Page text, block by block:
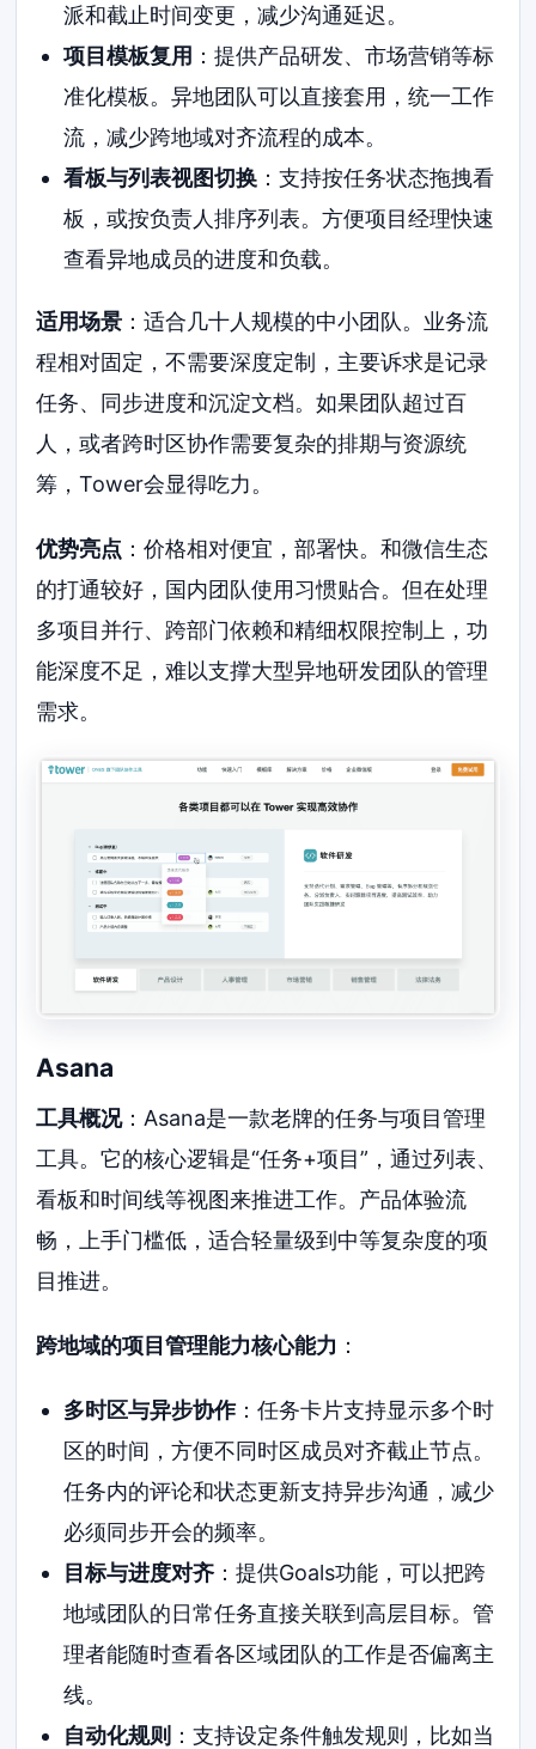
派和截止时间变更，减少沟通延迟。
项目模板复用 ：提供产品研发、市场营销等标
准化模板。异地团队可以直接套用，统一工作
流，减少跨地域对齐流程的成本。
看板与列表视图切换：支持按任务状态拖拽看
板，或按负责人排序列表。方便项目经理快速
查看异地成员的进度和负载。
适用场景 ：适合几十人规模的中小团队。业务流
程相对固定，不需要深度定制，主要诉求是记录
任务、同步进度和沉淀文档。如果团队超过百
人，或者跨时区协作需要复杂的排期与资源统
筹，Tower会显得吃力。
优势亮点 ：价格相对便宜，部署快。和微信生态
的打通较好，国内团队使用习惯贴合。但在处理
多项目并行、跨部门依赖和精细权限控制上，功
能深度不足，难以支撑大型异地研发团队的管理
需求。
Asana
工具概况：Asana是一款老牌的任务与项目管理
工具。它的核心逻辑是“任务+项目”，通过列表、
看板和时间线等视图来推进工作。产品体验流
畅，上手门槛低，适合轻量级到中等复杂度的项
目推进。
跨地域的项目管理能力核心能力 ：
多时区与异步协作：任务卡片支持显示多个时
区的时间，方便不同时区成员对齐截止节点。
任务内的评论和状态更新支持异步沟通，减少
必须同步开会的频率。
目标与进度对齐：提供Goals功能，可以把跨
地域团队的日常任务直接关联到高层目标。管
理者能随时查看各区域团队的工作是否偏离主
线。
自动化规则 ：支持设定条件触发规则，比如当